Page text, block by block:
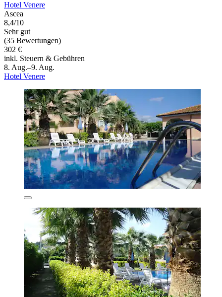
Hotel Venere
Ascea
8,4/10
Sehr gut
(35 Bewertungen)
302 €
inkl. Steuern & Gebühren
8. Aug.–9. Aug.
Hotel Venere